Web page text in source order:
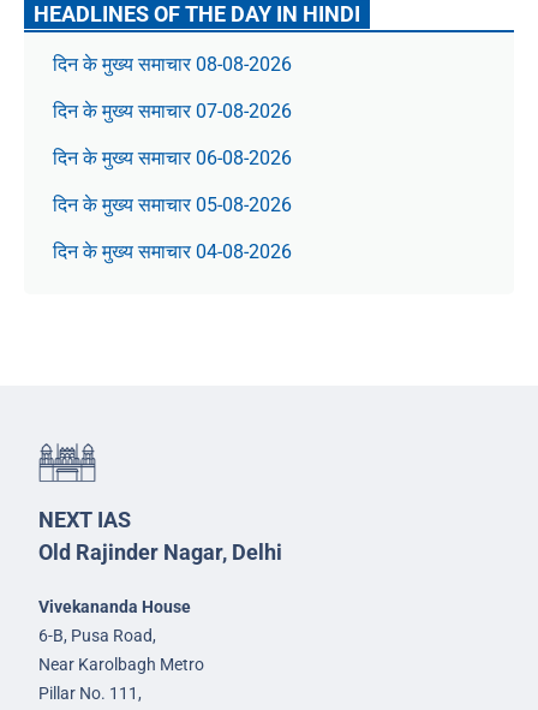
HEADLINES OF THE DAY IN HINDI
दिन के मुख्य समाचार 08-08-2026
दिन के मुख्य समाचार 07-08-2026
दिन के मुख्य समाचार 06-08-2026
दिन के मुख्य समाचार 05-08-2026
दिन के मुख्य समाचार 04-08-2026
NEXT IAS
Old Rajinder Nagar, Delhi
Vivekananda House
6-B, Pusa Road,
Near Karolbagh Metro
Pillar No. 111,